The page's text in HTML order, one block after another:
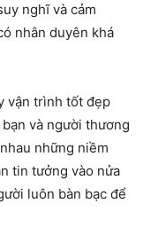
nghĩ và cảm
nhân duyên khá
vận trình tốt đẹp
và người thương
những niềm
tin tưởng vào nửa
luôn bàn bạc để